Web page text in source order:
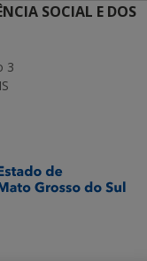
SOCIAL E DOS
3